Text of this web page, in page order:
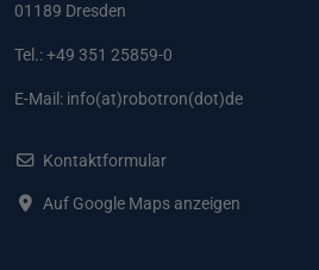
01189 Dresden
Tel.: +49 351 25859-0
E-Mail: info(at)robotron(dot)de
Kontaktformular
Auf Google Maps anzeigen